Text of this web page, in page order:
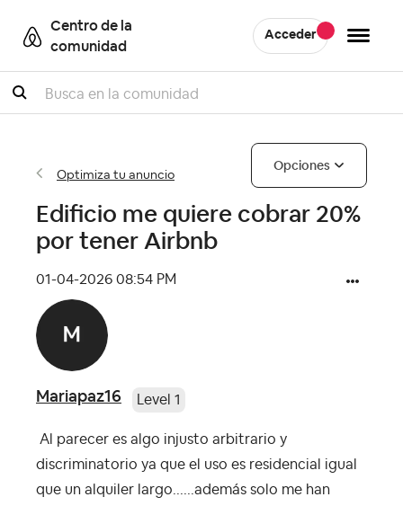
Centro de la
comunidad
Acceder
Buscar
Optimiza tu anuncio
Opciones
Edificio me quiere cobrar 20%
por tener Airbnb
‎01-04-2026 08:54 PM
Mariapaz16 Level 1
Al parecer es algo injusto arbitrario y
discriminatorio ya que el uso es residencial igual
que un alquiler largo......además solo me han